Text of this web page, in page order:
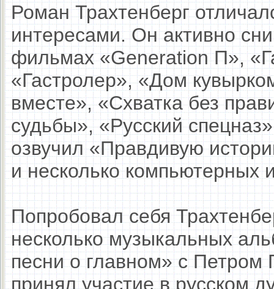
Роман Трахтенберг
интересами. Он активно
фильмах «Generation П»,
«Гастролер», «Дом
вместе», «Схватка без
судьбы», «Русский
озвучил «Правдивую
и несколько компьютерных
Попробовал себя
несколько музыкальных
песни о главном» с Петром
принял участие в русском